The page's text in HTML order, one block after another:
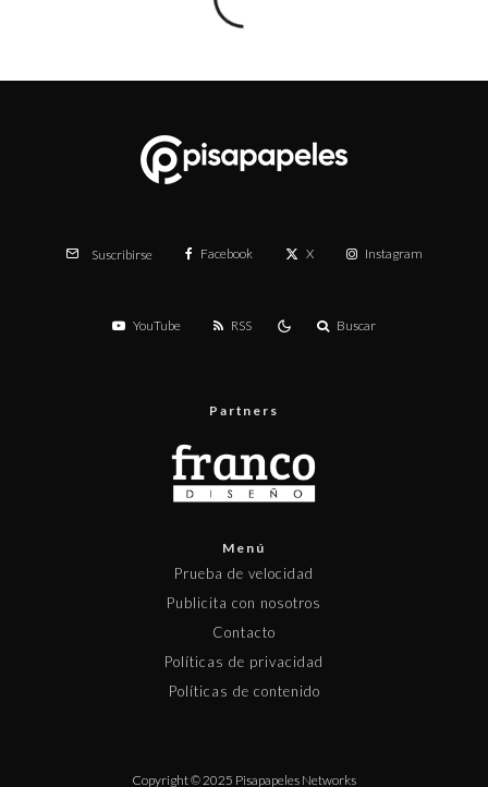
Suscribirse Facebook X Instagram
YouTube RSS Buscar
Partners
Menú
Prueba de velocidad
Publicita con nosotros
Contacto
Políticas de privacidad
Políticas de contenido
Copyright © 2025 Pisapapeles Networks